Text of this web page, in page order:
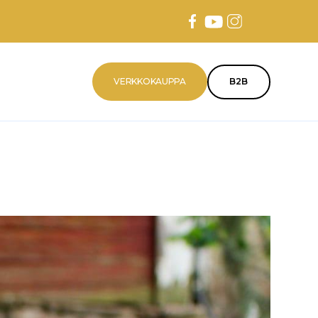
VERKKOKAUPPA B2B